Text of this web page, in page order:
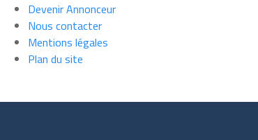
Devenir Annonceur
Nous contacter
Mentions légales
Plan du site